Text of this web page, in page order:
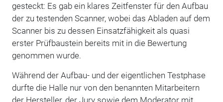
gesteckt: Es gab ein klares Zeitfenster für den Aufbau
der zu testenden Scanner, wobei das Abladen auf dem
Scanner bis zu dessen Einsatzfähigkeit als quasi
erster Prüfbaustein bereits mit in die Bewertung
genommen wurde.
Während der Aufbau- und der eigentlichen Testphase
durfte die Halle nur von den benannten Mitarbeitern
der Hersteller, der Jury sowie dem Moderator mit